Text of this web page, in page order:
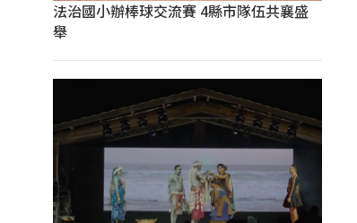
法治國小辦棒球交流賽 4縣市隊伍共襄盛
舉